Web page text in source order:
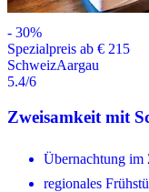
- 30%
Spezialpreis ab € 215
SchweizAargau
5.4/6
Zweisamkeit mit
Übernachtung im
regionales